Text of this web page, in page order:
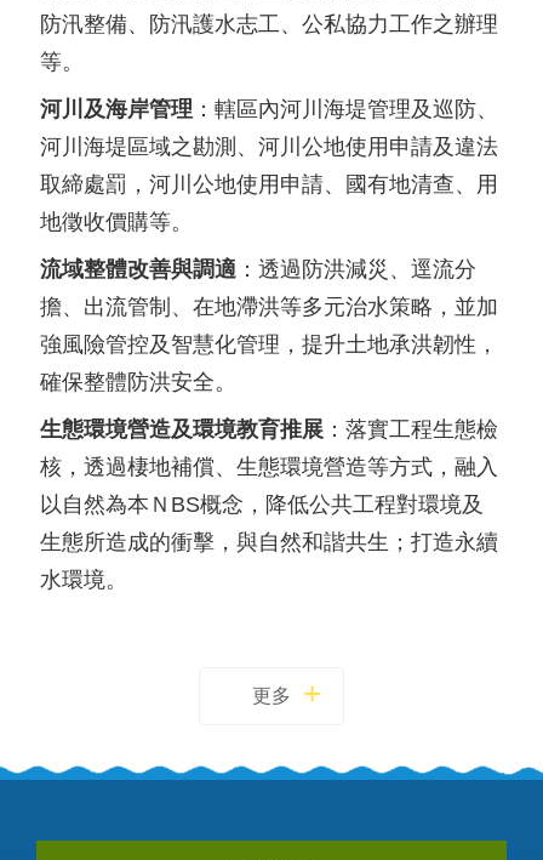
防汛整備、防汛護水志工、公私協力工作之辦理
等。
河川及海岸管理 ：轄區內河川海堤管理及巡防、
河川海堤區域之勘測、河川公地使用申請及違法
取締處罰，河川公地使用申請、國有地清查、用
地徵收價購等。
流域整體改善與調適 ：透過防洪減災、逕流分
擔、出流管制、在地滯洪等多元治水策略，並加
強風險管控及智慧化管理，提升土地承洪韌性，
確保整體防洪安全。
生態環境營造及環境教育推展 ：落實工程生態檢
核，透過棲地補償、生態環境營造等方式，融入
以自然為本ＮBS概念，降低公共工程對環境及
生態所造成的衝擊，與自然和諧共生；打造永續
水環境。
更多